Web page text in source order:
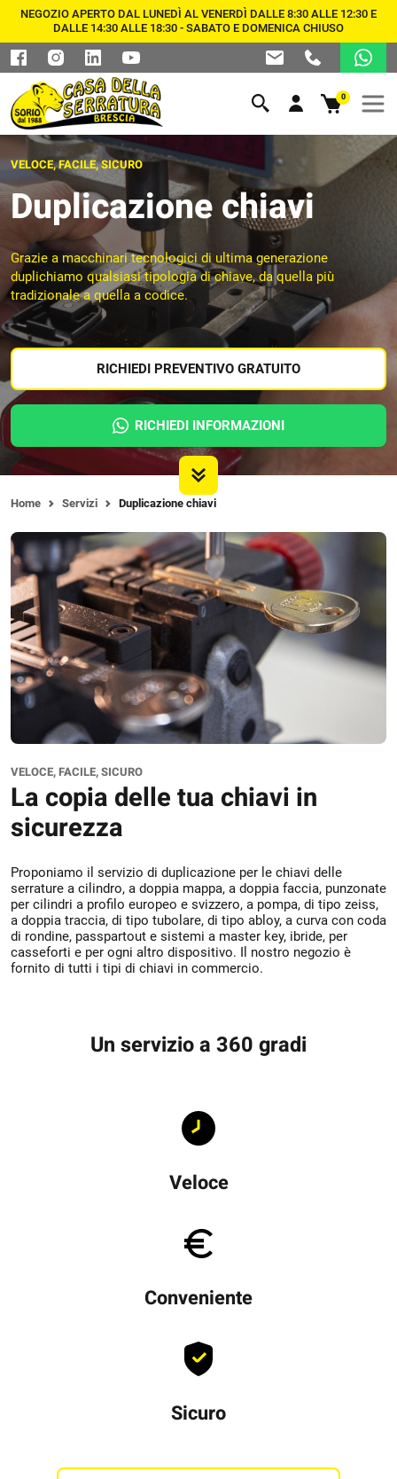
NEGOZIO APERTO DAL LUNEDÌ AL VENERDÌ DALLE 8:30 ALLE 12:30 E
DALLE 14:30 ALLE 18:30 - SABATO E DOMENICA CHIUSO
0
VELOCE, FACILE, SICURO
Duplicazione chiavi
Grazie a macchinari tecnologici di ultima generazione
duplichiamo qualsiasi tipologia di chiave, da quella più
tradizionale a quella a codice.
RICHIEDI PREVENTIVO GRATUITO
RICHIEDI INFORMAZIONI
Home Servizi Duplicazione chiavi
VELOCE, FACILE, SICURO
La copia delle tua chiavi in
sicurezza
Proponiamo il servizio di duplicazione per le chiavi delle
serrature a cilindro, a doppia mappa, a doppia faccia, punzonate
per cilindri a profilo europeo e svizzero, a pompa, di tipo zeiss,
a doppia traccia, di tipo tubolare, di tipo abloy, a curva con coda
di rondine, passpartout e sistemi a master key, ibride, per
casseforti e per ogni altro dispositivo. Il nostro negozio è
fornito di tutti i tipi di chiavi in commercio.
Un servizio a 360 gradi
Veloce
Conveniente
Sicuro